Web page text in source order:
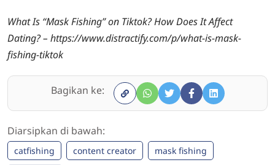
What Is “Mask Fishing” on Tiktok? How Does It Affect
Dating? – https://www.distractify.com/p/what-is-mask-
fishing-tiktok
Bagikan ke:
Diarsipkan di bawah:
catfishing content creator mask fishing